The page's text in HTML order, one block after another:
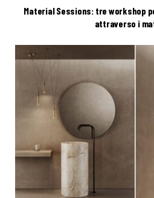
Material Sessions: tre workshop
attraverso i